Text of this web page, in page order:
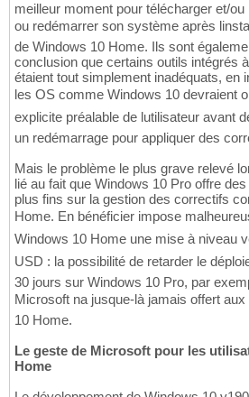
meilleur moment pour télécharger et/
ou redémarrer son système après
de Windows 10 Home. Ils sont
conclusion que certains outils intégrés
étaient tout simplement inadéquats, en
les OS comme Windows 10 devraient
explicite préalable de lutilisateur avant
un redémarrage pour appliquer des
Mais le problème le plus grave relevé
lié au fait que Windows 10 Pro offre
plus fins sur la gestion des correctifs
Home. En bénéficier impose
Windows 10 Home une mise à niveau
USD : la possibilité de retarder le
30 jours sur Windows 10 Pro, par
Microsoft na jusque-là jamais offert
10 Home.
Le geste de Microsoft pour les
Home